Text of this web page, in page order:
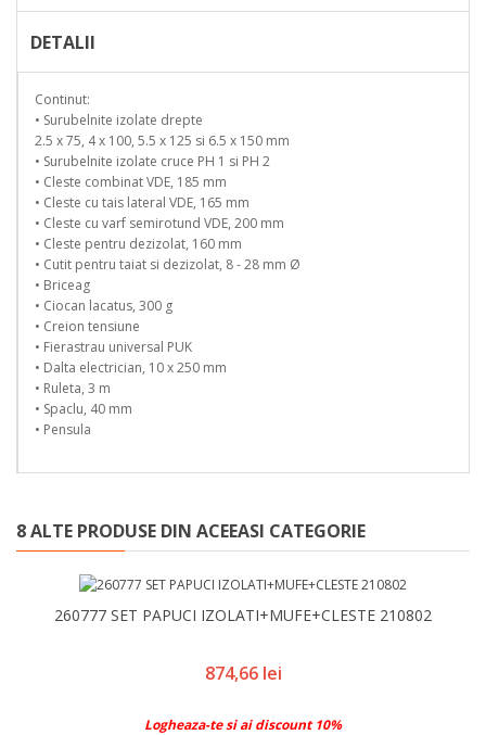
DETALII
Continut:
• Surubelnite izolate drepte
2.5 x 75, 4 x 100, 5.5 x 125 si 6.5 x 150 mm
• Surubelnite izolate cruce PH 1 si PH 2
• Cleste combinat VDE, 185 mm
• Cleste cu tais lateral VDE, 165 mm
• Cleste cu varf semirotund VDE, 200 mm
• Cleste pentru dezizolat, 160 mm
• Cutit pentru taiat si dezizolat, 8 - 28 mm Ø
• Briceag
• Ciocan lacatus, 300 g
• Creion tensiune
• Fierastrau universal PUK
• Dalta electrician, 10 x 250 mm
• Ruleta, 3 m
• Spaclu, 40 mm
• Pensula
8 ALTE PRODUSE DIN ACEEASI CATEGORIE
260777 SET PAPUCI IZOLATI+MUFE+CLESTE 210802
Pret
874,66 lei
Logheaza-te si ai discount 10%